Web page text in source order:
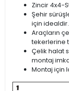
Zincir 4x4-
Şehir
için idealdir.
Araçların
tekerlerine
Çelik halat
montaj
Montaj için